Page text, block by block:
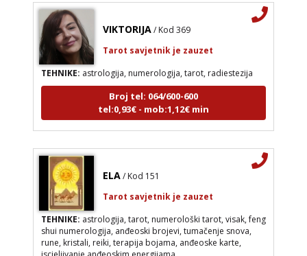
VIKTORIJA / Kod 369
Tarot savjetnik je zauzet
TEHNIKE:astrologija, numerologija, tarot, radiestezija
Broj tel: 064/600-600
tel:0,93€ - mob:1,12€ min
ELA / Kod 151
Tarot savjetnik je zauzet
TEHNIKE:astrologija, tarot, numerološki tarot, visak, feng
shui numerologija, anđeoski brojevi, tumačenje snova,
rune, kristali, reiki, terapija bojama, anđeoske karte,
iscjeljivanje anđeoskim energijama